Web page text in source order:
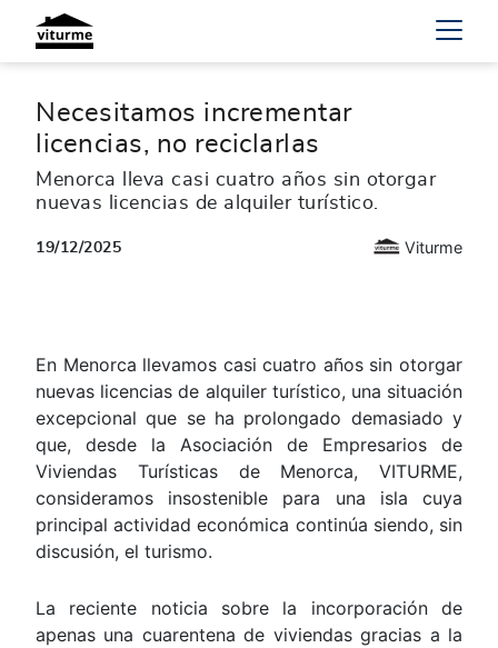
Necesitamos incrementar
licencias, no reciclarlas
Menorca lleva casi cuatro años sin otorgar
nuevas licencias de alquiler turístico.
19/12/2025 Viturme
En Menorca llevamos casi cuatro años sin otorgar
nuevas licencias de alquiler turístico, una situación
excepcional que se ha prolongado demasiado y
que, desde la Asociación de Empresarios de
Viviendas Turísticas de Menorca, VITURME,
consideramos insostenible para una isla cuya
principal actividad económica continúa siendo, sin
discusión, el turismo.
La reciente noticia sobre la incorporación de
apenas una cuarentena de viviendas gracias a la